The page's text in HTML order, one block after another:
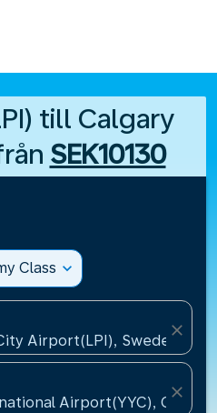
till Calgary
SEK10130
Class expand_more
Airport(LPI), Sweden
close
Airport(YYC), Canada
close